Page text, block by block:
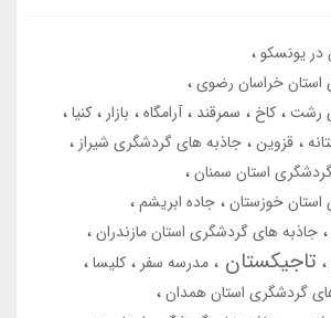
در یونسکو
استان خراسان رضوی
رشت کاخ سمرقند آرامگاه بازار
کنیا
قزوین جاذبه های گردشگری شیراز
استان سمنان
خوزستان جاده ابریشم
جاذبه های گردشگری استان مازندران
تاجیکستان مدرسه سفر
کلیسا
گردشگری استان همدان